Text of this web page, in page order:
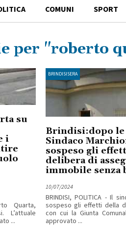
COMUNI SPORT
per "roberto
su
i
Quarta,
L’attuale
...
BRINDISISERA
Brindisi:dopo
Sindaco
sospeso gli
delibera di
immobile senza
10/07/2024
BRINDISI, POLITICA - Il
sospeso gli effetti della
con cui la Giunta
approvato ...